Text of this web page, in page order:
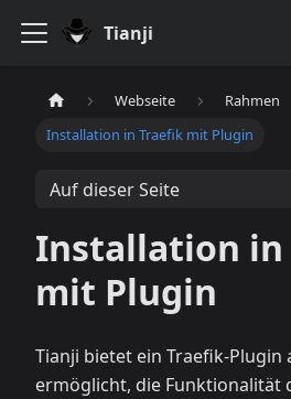
Tianji
Webseite
Rahmen
Installation in Traefik mit Plugin
Auf dieser Seite
Installation in
mit Plugin
Tianji bietet ein Traefik-Plugin
ermöglicht, die Funktionalität